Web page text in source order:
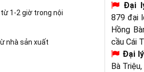
1-2 giờ trong nội
nhà sản xuất
Đại
879 đại
Hồng
cầu Cái
Đại
Bà